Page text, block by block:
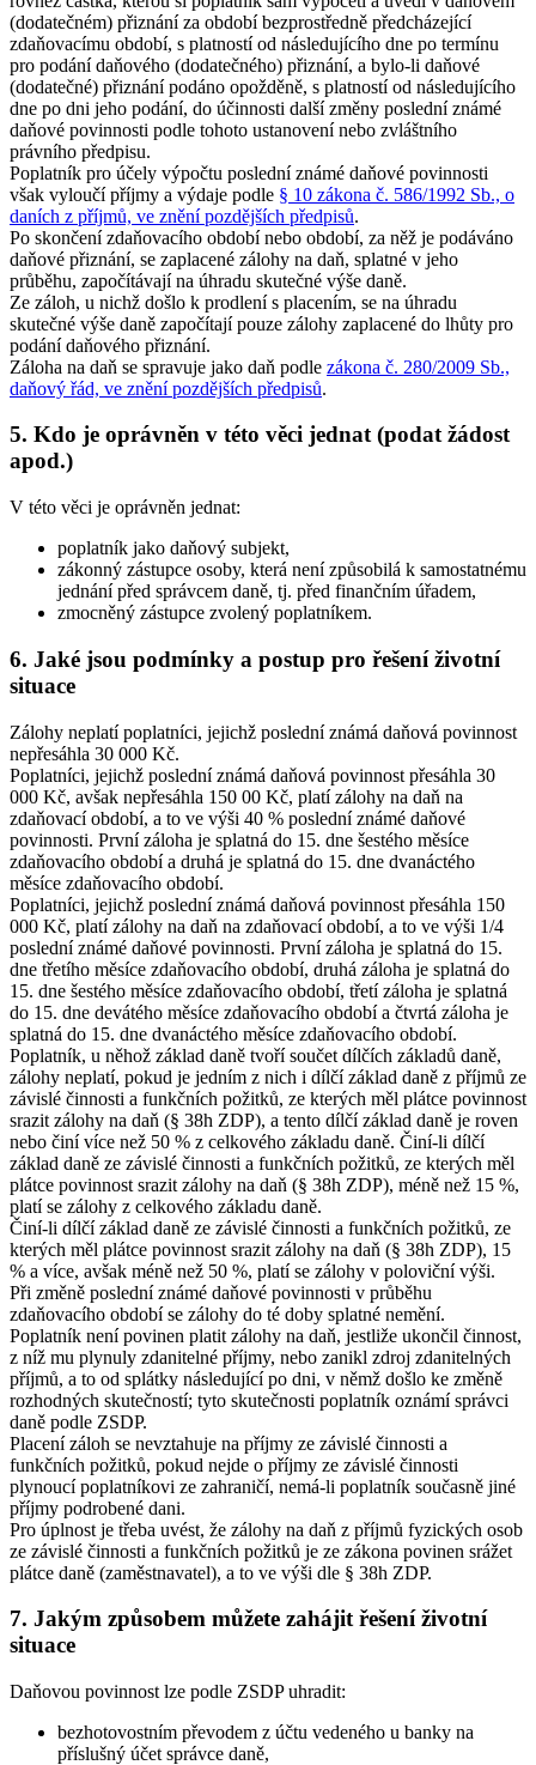
(dodatečném) přiznání za období bezprostředně předcházející
zdaňovacímu období, s platností od následujícího dne po termínu
pro podání daňového (dodatečného) přiznání, a bylo-li daňové
(dodatečné) přiznání podáno opožděně, s platností od následujícího
dne po dni jeho podání, do účinnosti další změny poslední známé
daňové povinnosti podle tohoto ustanovení nebo zvláštního
právního předpisu.
Poplatník pro účely výpočtu poslední známé daňové povinnosti
však vyloučí příjmy a výdaje podle § 10 zákona č. 586/1992 Sb., o
daních z příjmů, ve znění pozdějších předpisů.
Po skončení zdaňovacího období nebo období, za něž je podáváno
daňové přiznání, se zaplacené zálohy na daň, splatné v jeho
průběhu, započítávají na úhradu skutečné výše daně.
Ze záloh, u nichž došlo k prodlení s placením, se na úhradu
skutečné výše daně započítají pouze zálohy zaplacené do lhůty pro
podání daňového přiznání.
Záloha na daň se spravuje jako daň podle zákona č. 280/2009 Sb.,
daňový řád, ve znění pozdějších předpisů.
5. Kdo je oprávněn v této věci jednat (podat žádost
apod.)
V této věci je oprávněn jednat:
poplatník jako daňový subjekt,
zákonný zástupce osoby, která není způsobilá k samostatnému
jednání před správcem daně, tj. před finančním úřadem,
zmocněný zástupce zvolený poplatníkem.
6. Jaké jsou podmínky a postup pro řešení životní
situace
Zálohy neplatí poplatníci, jejichž poslední známá daňová povinnost
nepřesáhla 30 000 Kč.
Poplatníci, jejichž poslední známá daňová povinnost přesáhla 30
000 Kč, avšak nepřesáhla 150 00 Kč, platí zálohy na daň na
zdaňovací období, a to ve výši 40 % poslední známé daňové
povinnosti. První záloha je splatná do 15. dne šestého měsíce
zdaňovacího období a druhá je splatná do 15. dne dvanáctého
měsíce zdaňovacího období.
Poplatníci, jejichž poslední známá daňová povinnost přesáhla 150
000 Kč, platí zálohy na daň na zdaňovací období, a to ve výši 1/4
poslední známé daňové povinnosti. První záloha je splatná do 15.
dne třetího měsíce zdaňovacího období, druhá záloha je splatná do
15. dne šestého měsíce zdaňovacího období, třetí záloha je splatná
do 15. dne devátého měsíce zdaňovacího období a čtvrtá záloha je
splatná do 15. dne dvanáctého měsíce zdaňovacího období.
Poplatník, u něhož základ daně tvoří součet dílčích základů daně,
zálohy neplatí, pokud je jedním z nich i dílčí základ daně z příjmů ze
závislé činnosti a funkčních požitků, ze kterých měl plátce povinnost
srazit zálohy na daň (§ 38h ZDP), a tento dílčí základ daně je roven
nebo činí více než 50 % z celkového základu daně. Činí-li dílčí
základ daně ze závislé činnosti a funkčních požitků, ze kterých měl
plátce povinnost srazit zálohy na daň (§ 38h ZDP), méně než 15 %,
platí se zálohy z celkového základu daně.
Činí-li dílčí základ daně ze závislé činnosti a funkčních požitků, ze
kterých měl plátce povinnost srazit zálohy na daň (§ 38h ZDP), 15
% a více, avšak méně než 50 %, platí se zálohy v poloviční výši.
Při změně poslední známé daňové povinnosti v průběhu
zdaňovacího období se zálohy do té doby splatné nemění.
Poplatník není povinen platit zálohy na daň, jestliže ukončil činnost,
z níž mu plynuly zdanitelné příjmy, nebo zanikl zdroj zdanitelných
příjmů, a to od splátky následující po dni, v němž došlo ke změně
rozhodných skutečností; tyto skutečnosti poplatník oznámí správci
daně podle ZSDP.
Placení záloh se nevztahuje na příjmy ze závislé činnosti a
funkčních požitků, pokud nejde o příjmy ze závislé činnosti
plynoucí poplatníkovi ze zahraničí, nemá-li poplatník současně jiné
příjmy podrobené dani.
Pro úplnost je třeba uvést, že zálohy na daň z příjmů fyzických osob
ze závislé činnosti a funkčních požitků je ze zákona povinen srážet
plátce daně (zaměstnavatel), a to ve výši dle § 38h ZDP.
7. Jakým způsobem můžete zahájit řešení životní
situace
Daňovou povinnost lze podle ZSDP uhradit:
bezhotovostním převodem z účtu vedeného u banky na
příslušný účet správce daně,